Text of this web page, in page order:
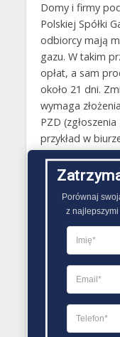
Domy i firmy
Polskiej Spółki
odbiorcy mają
gazu. W takim
opłat, a sam
około 21 dni.
wymaga
PZD
przykład w
dostępny jest z
Gazy
Butle
Gaz płynny
LPG
Dostawcy
Porównaj
z